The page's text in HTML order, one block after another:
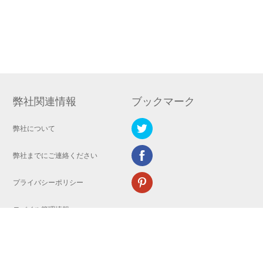
弊社関連情報
弊社について
弊社までにご連絡ください
プライバシーポリシー
モバイル管理情報
ブックマーク